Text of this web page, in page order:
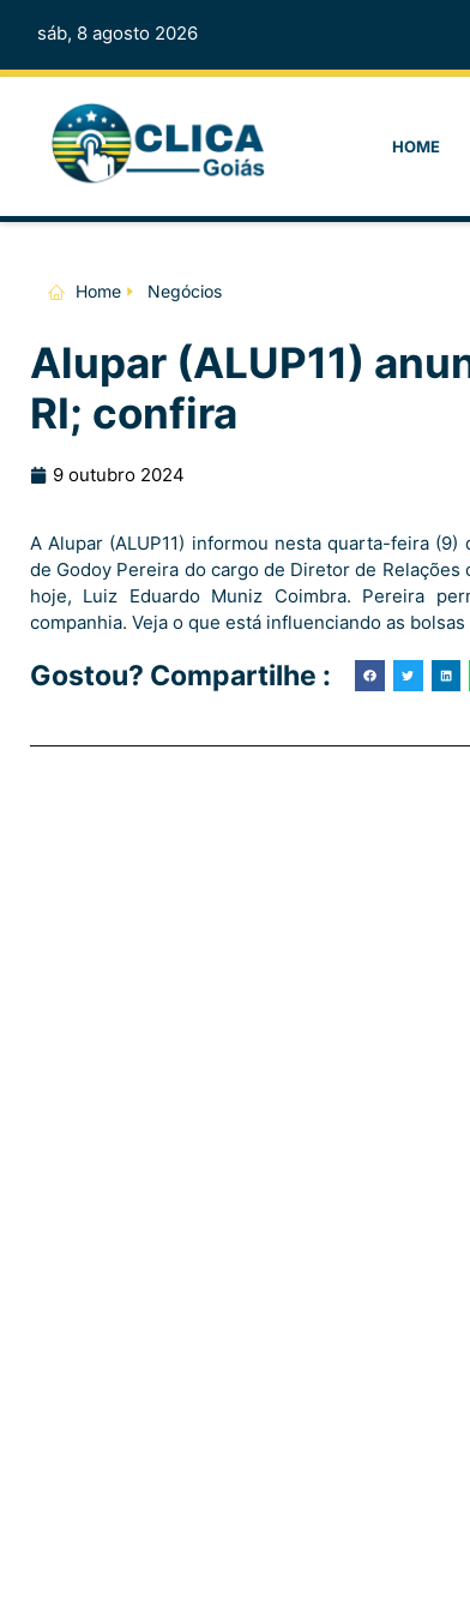
sáb, 8 agosto 2026
HOME
Home Negócios
Alupar (ALUP11)
RI; confira
9 outubro 2024
A Alupar (ALUP11) informou nesta quarta-feira
de Godoy Pereira do cargo de Diretor de
hoje, Luiz Eduardo Muniz Coimbra. Pereira
companhia. Veja o que está influenciando as
Gostou? Compartilhe :